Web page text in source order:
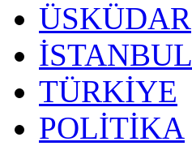
ÜSKÜDAR
İSTANBUL
TÜRKİYE
POLİTİKA